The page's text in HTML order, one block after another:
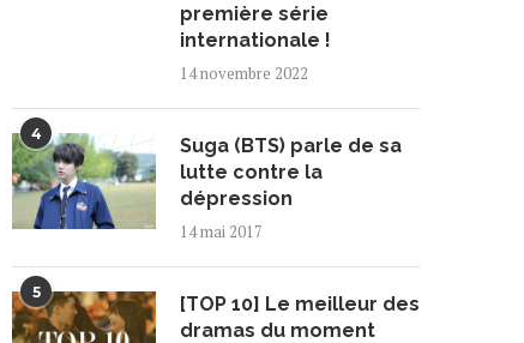
première série
internationale !
14 novembre 2022
4
Suga (BTS) parle de sa
lutte contre la
dépression
14 mai 2017
5
[TOP 10] Le meilleur des
dramas du moment